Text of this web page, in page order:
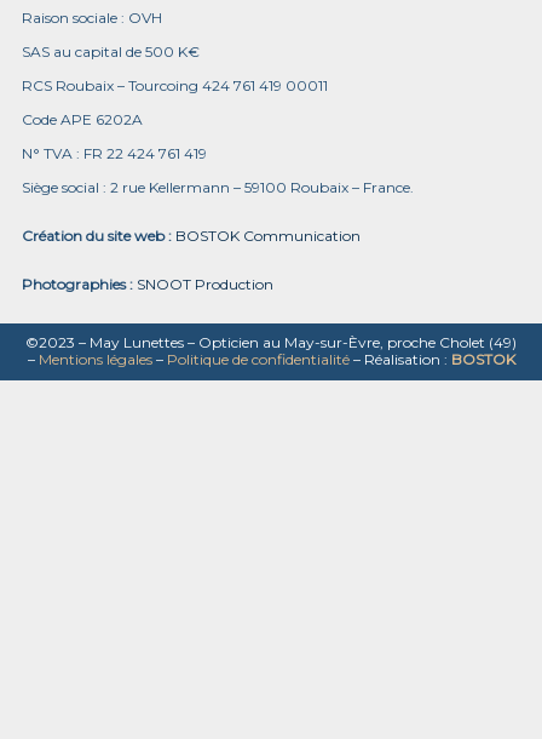
Raison sociale : OVH
SAS au capital de 500 K€
RCS Roubaix – Tourcoing 424 761 419 00011
Code APE 6202A
N° TVA : FR 22 424 761 419
Siège social : 2 rue Kellermann – 59100 Roubaix – France.
Création du site web : BOSTOK Communication
Photographies : SNOOT Production
©2023 – May Lunettes – Opticien au May-sur-Èvre, proche Cholet (49)
– Mentions légales– Politique de confidentialité– Réalisation : BOSTOK